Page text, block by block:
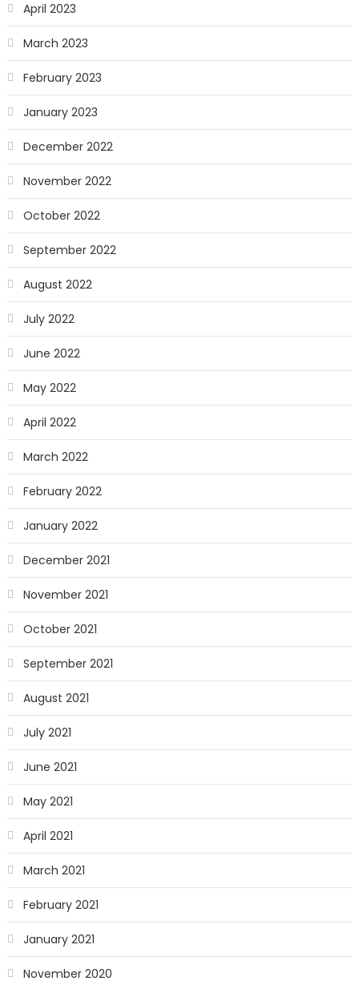
April 2023
March 2023
February 2023
January 2023
December 2022
November 2022
October 2022
September 2022
August 2022
July 2022
June 2022
May 2022
April 2022
March 2022
February 2022
January 2022
December 2021
November 2021
October 2021
September 2021
August 2021
July 2021
June 2021
May 2021
April 2021
March 2021
February 2021
January 2021
November 2020